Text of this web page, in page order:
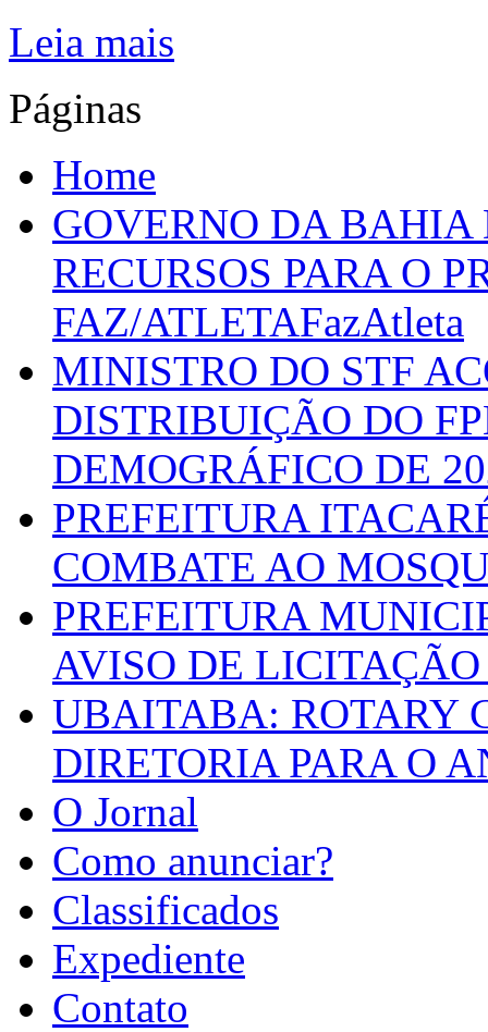
Leia mais
Páginas
Home
GOVERNO DA
RECURSOS PARA O
FAZ/ATLETAFazAtleta
MINISTRO DO STF
DISTRIBUIÇÃO DO
DEMOGRÁFICO DE
PREFEITURA
COMBATE AO
PREFEITURA
AVISO DE LICITAÇÃO
UBAITABA: ROTARY
DIRETORIA PARA O
O Jornal
Como anunciar?
Classificados
Expediente
Contato